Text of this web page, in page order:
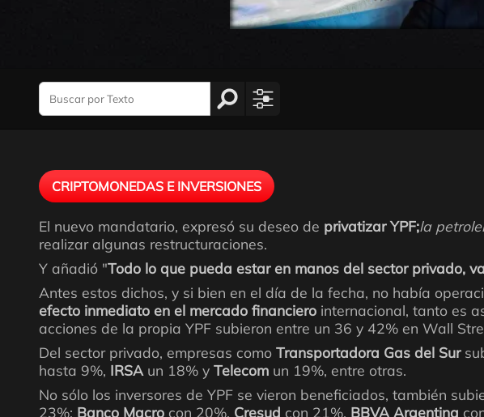
CRIPTOMONEDAS E INVERSIONES
El nuevo mandatario, expresó su deseo de privatizar YPF;la
realizar algunas restructuraciones.
Y añadió "Todo lo que pueda estar en manos del sector privado,
Antes estos dichos, y si bien en el día de la fecha, no había
efecto inmediato en el mercado financiero internacional, tanto es
acciones de la propia YPF subieron entre un 36 y 42% en Wall
Del sector privado, empresas como Transportadora Gas del Sur
hasta 9%, IRSA un 18% y Telecom un 19%, entre otras.
No sólo los inversores de YPF se vieron beneficiados, también
23%; Banco Macro con 20%, Cresud con 21%, BBVA Argentina